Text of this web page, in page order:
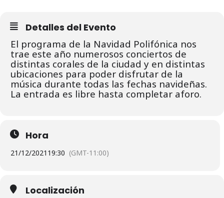
Detalles del Evento
El programa de la Navidad Polifónica nos
trae este año numerosos conciertos de
distintas corales de la ciudad y en distintas
ubicaciones para poder disfrutar de la
música durante todas las fechas navideñas.
La entrada es libre hasta completar aforo.
Hora
21/12/2021 19:30 (GMT-11:00)
Localización